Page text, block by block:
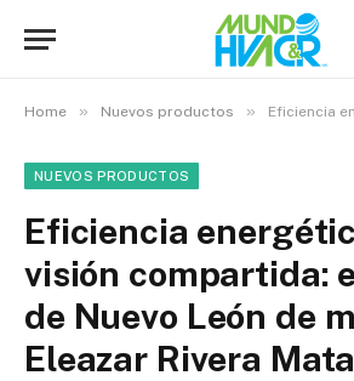
Home » Nuevos productos » Eficiencia energética con visión
NUEVOS PRODUCTOS
Eficiencia
visión compartida:
de Nuevo León de
Eleazar Rivera Mata